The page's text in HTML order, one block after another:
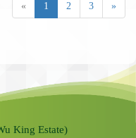
« 1 2 3 »
King Estate)